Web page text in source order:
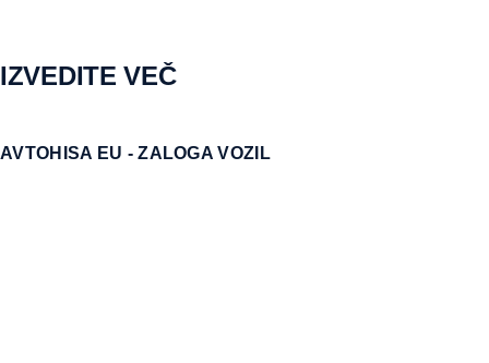
IZVEDITE VEČ
AVTOHISA EU - ZALOGA VOZIL